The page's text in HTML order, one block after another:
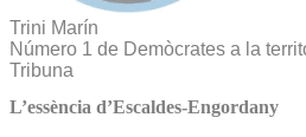
Trini Marín
Número 1 de Demòcrates a la
Tribuna
L’essència d’Escaldes-Engordany